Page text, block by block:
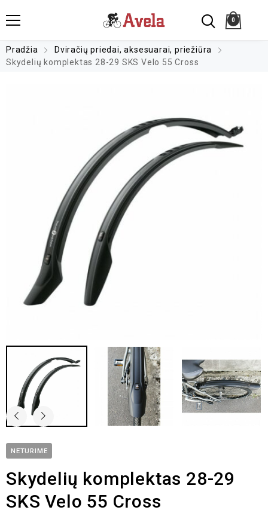
0
Pradžia
Dviračių priedai, aksesuarai, priežiūra
Skydelių komplektas 28-29 SKS Velo 55 Cross
NETURIME
Skydelių komplektas 28-29
SKS Velo 55 Cross